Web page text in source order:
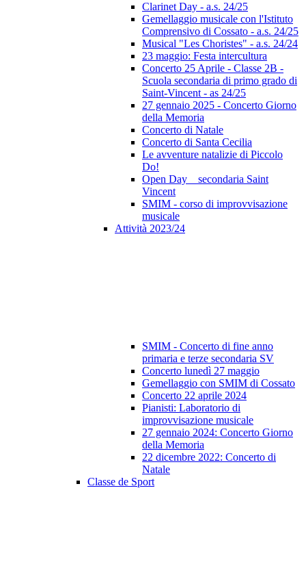
Clarinet Day - a.s. 24/25
Gemellaggio musicale con l'Istituto
Comprensivo di Cossato - a.s. 24/25
Musical "Les Choristes" - a.s. 24/24
23 maggio: Festa intercultura
Concerto 25 Aprile - Classe 2B -
Scuola secondaria di primo grado di
Saint-Vincent - as 24/25
27 gennaio 2025 - Concerto Giorno
della Memoria
Concerto di Natale
Concerto di Santa Cecilia
Le avventure natalizie di Piccolo
Do!
Open Day _ secondaria Saint
Vincent
SMIM - corso di improvvisazione
musicale
Attività 2023/24
SMIM - Concerto di fine anno
primaria e terze secondaria SV
Concerto lunedì 27 maggio
Gemellaggio con SMIM di Cossato
Concerto 22 aprile 2024
Pianisti: Laboratorio di
improvvisazione musicale
27 gennaio 2024: Concerto Giorno
della Memoria
22 dicembre 2022: Concerto di
Natale
Classe de Sport